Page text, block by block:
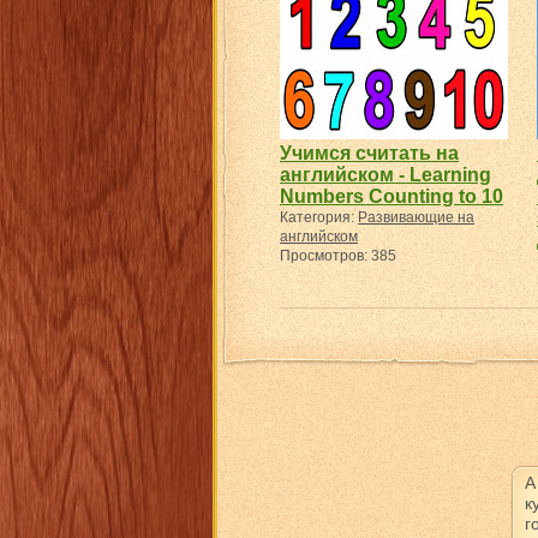
Учимся считать на
английском - Learning
Numbers Counting to 10
Категория: Развивающие на
английском
Просмотров: 385
А